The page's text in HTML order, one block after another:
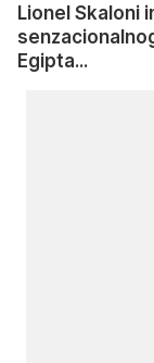
Lionel Skaloni
Egipta...